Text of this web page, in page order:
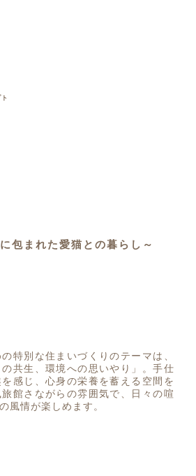
包まれた愛猫との暮らし～
特別な住まいづくりのテーマは、
の共生、環境への思いやり」。手仕
感じ、心身の栄養を蓄える空間を
館さながらの雰囲気で、日々の喧
風情が楽しめます。